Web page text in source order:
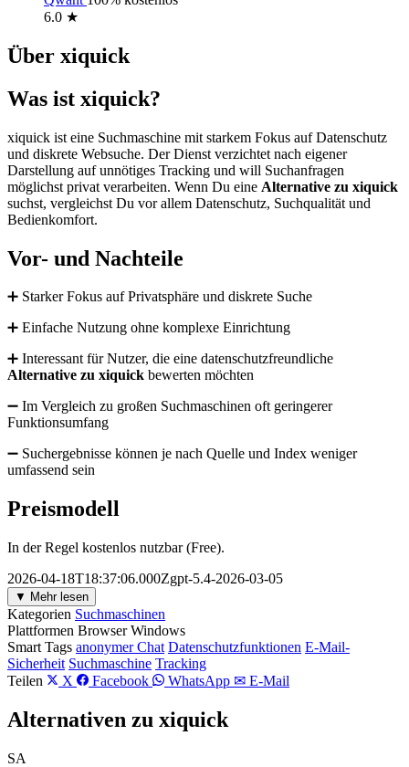
6.0 ★
Über xiquick
Was ist xiquick?
xiquick ist eine Suchmaschine mit starkem Fokus auf Datenschutz
und diskrete Websuche. Der Dienst verzichtet nach eigener
Darstellung auf unnötiges Tracking und will Suchanfragen
möglichst privat verarbeiten. Wenn Du eine Alternative zu xiquick
suchst, vergleichst Du vor allem Datenschutz, Suchqualität und
Bedienkomfort.
Vor- und Nachteile
➕ Starker Fokus auf Privatsphäre und diskrete Suche
➕ Einfache Nutzung ohne komplexe Einrichtung
➕ Interessant für Nutzer, die eine datenschutzfreundliche
Alternative zu xiquick bewerten möchten
➖ Im Vergleich zu großen Suchmaschinen oft geringerer
Funktionsumfang
➖ Suchergebnisse können je nach Quelle und Index weniger
umfassend sein
Preismodell
In der Regel kostenlos nutzbar (Free).
2026-04-18T18:37:06.000Zgpt-5.4-2026-03-05
▼ Mehr lesen
Kategorien Suchmaschinen
Plattformen Browser Windows
Smart Tags anonymer Chat Datenschutzfunktionen E-Mail-
Sicherheit Suchmaschine Tracking
Teilen
X Facebook WhatsApp ✉ E-Mail
Alternativen zu xiquick
SA